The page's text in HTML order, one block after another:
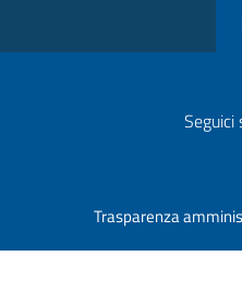
Seguici
Trasparenza